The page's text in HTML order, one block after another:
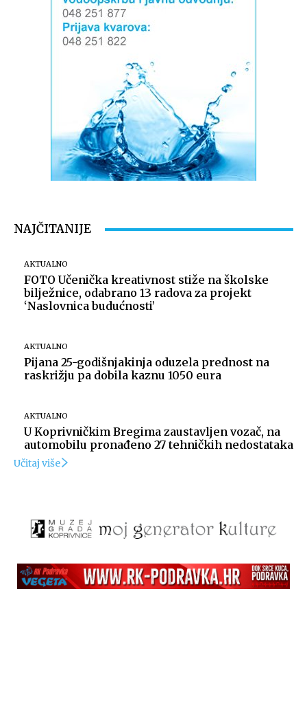
NAJČITANIJE
AKTUALNO
FOTO Učenička kreativnost stiže na školske
bilježnice, odabrano 13 radova za projekt
‘Naslovnica budućnosti’
AKTUALNO
Pijana 25-godišnjakinja oduzela prednost na
raskrižju pa dobila kaznu 1050 eura
AKTUALNO
U Koprivničkim Bregima zaustavljen vozač, na
automobilu pronađeno 27 tehničkih nedostataka
Učitaj više